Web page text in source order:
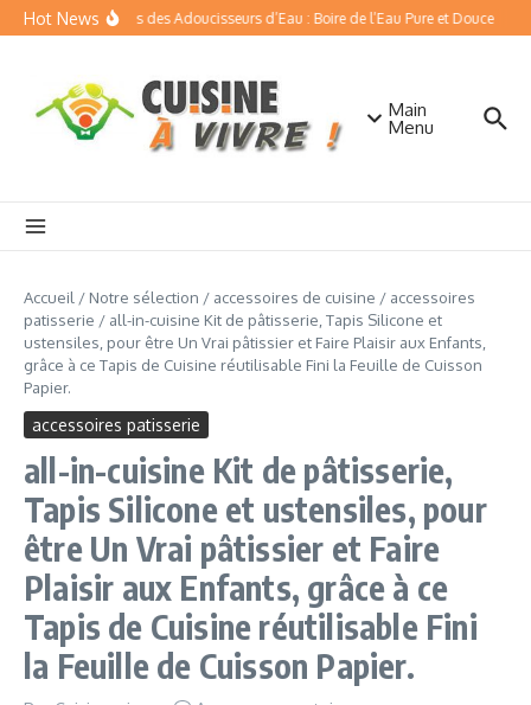
Aller au contenu
Hot News
Les Bienfaits des Adoucisseurs d’Eau : Boire de l’Eau Pure et Douce
Main
Menu
Accueil / Notre sélection / accessoires de cuisine / accessoires
patisserie / all-in-cuisine Kit de pâtisserie, Tapis Silicone et
ustensiles, pour être Un Vrai pâtissier et Faire Plaisir aux Enfants,
grâce à ce Tapis de Cuisine réutilisable Fini la Feuille de Cuisson
Papier.
accessoires patisserie
all-in-cuisine Kit de pâtisserie,
Tapis Silicone et ustensiles, pour
être Un Vrai pâtissier et Faire
Plaisir aux Enfants, grâce à ce
Tapis de Cuisine réutilisable Fini
la Feuille de Cuisson Papier.